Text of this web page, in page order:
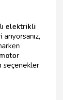
elektrikli
motor
seçenekler